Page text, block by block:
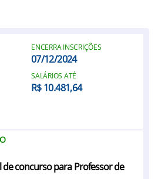
ENCERRA INSCRIÇÕES
07/12/2024
SALÁRIOS ATÉ
R$ 10.481,64
de concurso para Professor de